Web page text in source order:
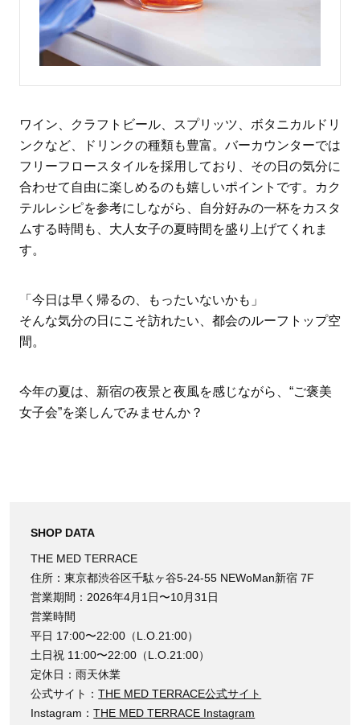
ワイン、クラフトビール、スプリッツ、ボタニカルドリ
ンクなど、ドリンクの種類も豊富。バーカウンターでは
フリーフロースタイルを採用しており、その日の気分に
合わせて自由に楽しめるのも嬉しいポイントです。カク
テルレシピを参考にしながら、自分好みの一杯をカスタ
ムする時間も、大人女子の夏時間を盛り上げてくれま
す。
「今日は早く帰るの、もったいないかも」
そんな気分の日にこそ訪れたい、都会のルーフトップ空
間。
今年の夏は、新宿の夜景と夜風を感じながら、 “ご褒美
女子会”を楽しんでみませんか？
SHOP DATA
THE MED TERRACE
住所：東京都渋谷区千駄ヶ谷5-24-55 NEWoMan新宿 7F
営業期間：2026年4月1日〜10月31日
営業時間
平日 17:00〜22:00（L.O.21:00）
土日祝 11:00〜22:00（L.O.21:00）
定休日：雨天休業
公式サイト：THE MED TERRACE公式サイト
Instagram：THE MED TERRACE Instagram